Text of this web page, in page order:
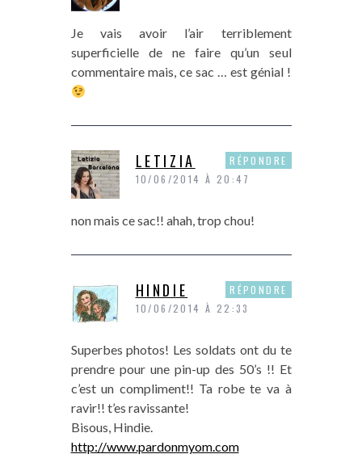
Je vais avoir l’air terriblement
superficielle de ne faire qu’un seul
commentaire mais, ce sac … est génial !
LETIZIA
10/06/2014 À 20:47
non mais ce sac!! ahah, trop chou!
RÉPONDRE
HINDIE
10/06/2014 À 22:33
Superbes photos! Les soldats ont du te
prendre pour une pin-up des 50’s !! Et
c’est un compliment!! Ta robe te va à
ravir!! t’es ravissante!
Bisous, Hindie.
http://www.pardonmyom.com
RÉPONDRE